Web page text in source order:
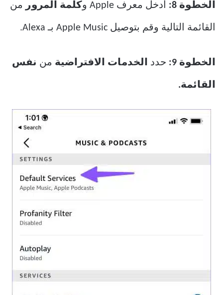
الخطوة 8: أدخل معرف Apple و كلمة المرور من
القائمة التالية وقم بتوصيل Apple Music بـ Alexa.
الخطوة 9: حدد الخدمات الافتراضية من نفس
القائمة.